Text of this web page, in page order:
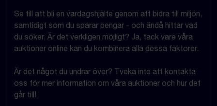
Se till att bli en vardagshjälte genom att bidra till miljön,
samtidigt som du sparar pengar - och ändå hittar vad
du söker. Är det verkligen möjligt? Ja, tack vare våra
auktioner online kan du kombinera alla dessa faktorer.
Är det något du undrar över? Tveka inte att kontakta
oss för mer information om våra auktioner och hur det
går till!